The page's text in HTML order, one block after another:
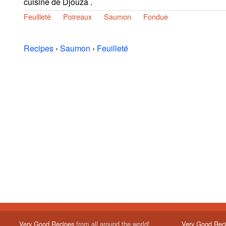
Feuilleté Poireaux Saumon Fondue
Recipes › Saumon › Feuilleté
Very Good Recipesfrom all around the world! Very Good